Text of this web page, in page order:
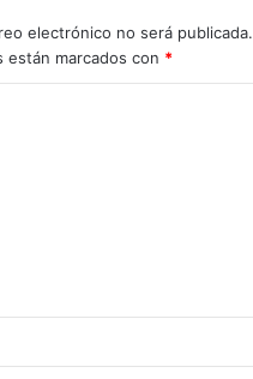
electrónico no será publicada.
están marcados con *